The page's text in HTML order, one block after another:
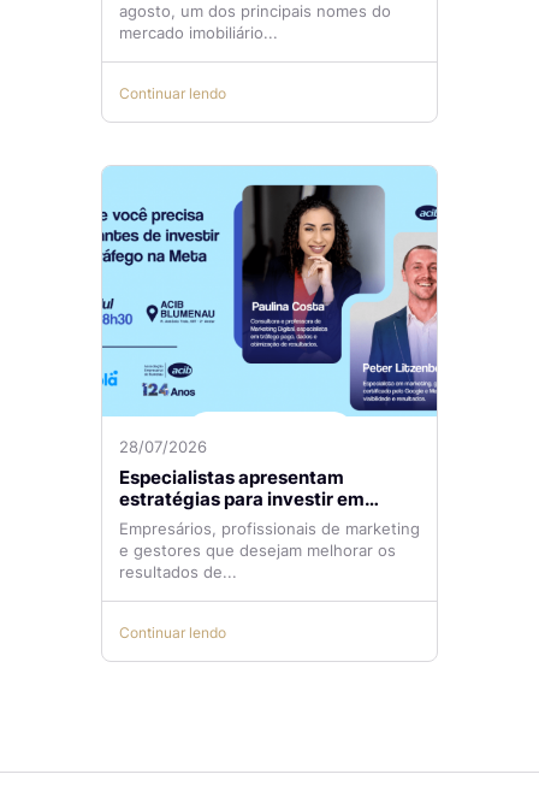
agosto, um dos principais nomes do
mercado imobiliário...
Continuar lendo
28/07/2026
Especialistas apresentam
estratégias para investir em
tráfego pago com mais eficiência
Empresários, profissionais de marketing
e gestores que desejam melhorar os
resultados de...
Continuar lendo